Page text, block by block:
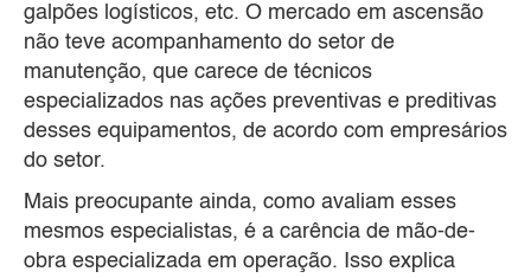
galpões logísticos, etc. O mercado em ascensão
não teve acompanhamento do setor de
manutenção, que carece de técnicos
especializados nas ações preventivas e preditivas
desses equipamentos, de acordo com empresários
do setor.
Mais preocupante ainda, como avaliam esses
mesmos especialistas, é a carência de mão-de-
obra especializada em operação. Isso explica